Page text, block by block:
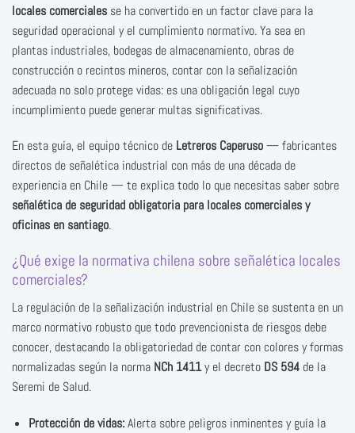
locales comerciales se ha convertido en un factor clave para la
seguridad operacional y el cumplimiento normativo. Ya sea en
plantas industriales, bodegas de almacenamiento, obras de
construcción o recintos mineros, contar con la señalización
adecuada no solo protege vidas: es una obligación legal cuyo
incumplimiento puede generar multas significativas.
En esta guía, el equipo técnico de Letreros Caperuso— fabricantes
directos de señalética industrial con más de una década de
experiencia en Chile — te explica todo lo que necesitas saber sobre
señalética de seguridad obligatoria para locales comerciales y
oficinas en santiago.
¿Qué exige la normativa chilena sobre señalética locales
comerciales?
La regulación de la señalización industrial en Chile se sustenta en un
marco normativo robusto que todo prevencionista de riesgos debe
conocer, destacando la obligatoriedad de contar con colores y formas
normalizadas según la norma NCh 1411y el decreto DS 594 de la
Seremi de Salud.
Protección de vidas:Alerta sobre peligros inminentes y guía la